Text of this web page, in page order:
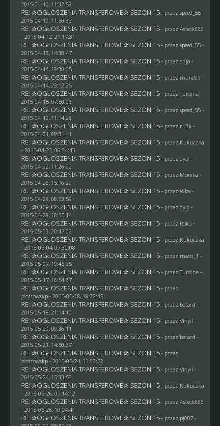
2015-04-10, 11:32:59
RE: ✰OGŁOSZENIA TRANSFEROWE✰ SEZON 15 - przez speed_55 -
2015-04-10, 11:50:32
RE: ✰OGŁOSZENIA TRANSFEROWE✰ SEZON 15 - przez Asteck666
- 2015-04-12, 21:17:31
RE: ✰OGŁOSZENIA TRANSFEROWE✰ SEZON 15 - przez speed_55 -
2015-04-13, 14:38:47
RE: ✰OGŁOSZENIA TRANSFEROWE✰ SEZON 15 - przez adja -
2015-04-14, 19:30:05
RE: ✰OGŁOSZENIA TRANSFEROWE✰ SEZON 15 - przez mundek -
2015-04-14, 23:12:25
RE: ✰OGŁOSZENIA TRANSFEROWE✰ SEZON 15 - przez Turbina -
2015-04-15, 07:50:06
RE: ✰OGŁOSZENIA TRANSFEROWE✰ SEZON 15 - przez speed_55 -
2015-04-19, 11:14:28
RE: ✰OGŁOSZENIA TRANSFEROWE✰ SEZON 15 - przez ru3k -
2015-04-21, 09:31:41
RE: ✰OGŁOSZENIA TRANSFEROWE✰ SEZON 15 - przez Kukuczka
- 2015-04-22, 06:34:43
RE: ✰OGŁOSZENIA TRANSFEROWE✰ SEZON 15 - przez dybi -
2015-04-22, 11:26:22
RE: ✰OGŁOSZENIA TRANSFEROWE✰ SEZON 15 - przez Monika -
2015-04-26, 15:16:29
RE: ✰OGŁOSZENIA TRANSFEROWE✰ SEZON 15 - przez Włos-
2015-04-28, 08:53:59
RE: ✰OGŁOSZENIA TRANSFEROWE✰ SEZON 15 - przez dybi -
2015-04-28, 18:55:14
RE: ✰OGŁOSZENIA TRANSFEROWE✰ SEZON 15 - przez Roko-
2015-05-03, 20:47:02
RE: ✰OGŁOSZENIA TRANSFEROWE✰ SEZON 15 - przez Kukuczka
- 2015-05-04, 07:30:08
RE: ✰OGŁOSZENIA TRANSFEROWE✰ SEZON 15 - przez matti_1 -
2015-05-07, 19:45:25
RE: ✰OGŁOSZENIA TRANSFEROWE✰ SEZON 15 - przez Turbina -
2015-05-17, 16:54:37
RE: ✰OGŁOSZENIA TRANSFEROWE✰ SEZON 15 - przez
piotrowskp- 2015-05-18, 18:32:45
RE: ✰OGŁOSZENIA TRANSFEROWE✰ SEZON 15 - przez betard -
2015-05-18, 21:14:10
RE: ✰OGŁOSZENIA TRANSFEROWE✰ SEZON 15 - przez Vinyll -
2015-05-20, 09:36:11
RE: ✰OGŁOSZENIA TRANSFEROWE✰ SEZON 15 - przez betard -
2015-05-21, 14:50:37
RE: ✰OGŁOSZENIA TRANSFEROWE✰ SEZON 15 - przez
piotrowskp- 2015-05-24, 11:03:52
RE: ✰OGŁOSZENIA TRANSFEROWE✰ SEZON 15 - przez Vinyll -
2015-05-24, 15:33:53
RE: ✰OGŁOSZENIA TRANSFEROWE✰ SEZON 15 - przez Kukuczka
- 2015-05-26, 07:14:12
RE: ✰OGŁOSZENIA TRANSFEROWE✰ SEZON 15 - przez Asteck666
- 2015-05-26, 10:04:41
RE: ✰OGŁOSZENIA TRANSFEROWE✰ SEZON 15 - przez pj007-